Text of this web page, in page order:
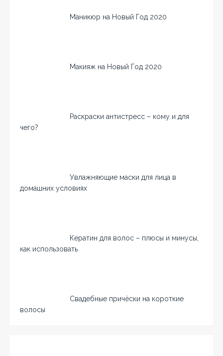
Маникюр на Новый Год 2020
Макияж на Новый Год 2020
Раскраски антистресс – кому и для
чего?
Увлажняющие маски для лица в
домашних условиях
Кератин для волос – плюсы и минусы,
как использовать
Свадебные причёски на короткие
волосы